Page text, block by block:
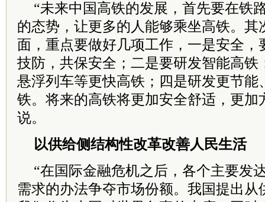
“未来中国高铁的发展，首先要在铁
的态势，让更多的人能够乘坐高铁。其
面，重点要做好几项工作，一是安全，
技防，共保安全；二是要研发智能高铁
悬浮列车等更快高铁；四是研发更节能
铁。将来的高铁将更加安全舒适，更加
说。
以供给侧结构性改革改善人民生活
“在国际金融危机之后，各个主要发
需求的办法争夺市场份额。我国提出从